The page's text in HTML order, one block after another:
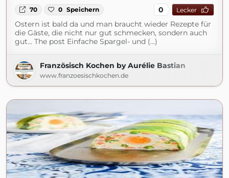
70 0 Speichern 0 Lecker
Ostern ist bald da und man braucht wieder Rezepte für
die Gäste, die nicht nur gut schmecken, sondern auch
gut... The post Einfache Spargel- und (...)
Französisch Kochen by Aurélie Bastian
www.franzoesischkochen.de